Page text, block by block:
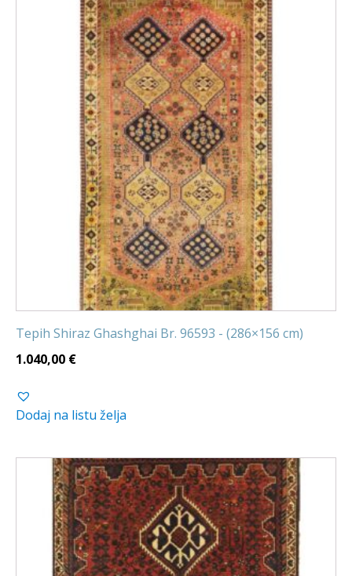
Tepih Shiraz Ghashghai Br. 96593 - (286×156 cm)
1.040,00 €
Dodaj na listu želja